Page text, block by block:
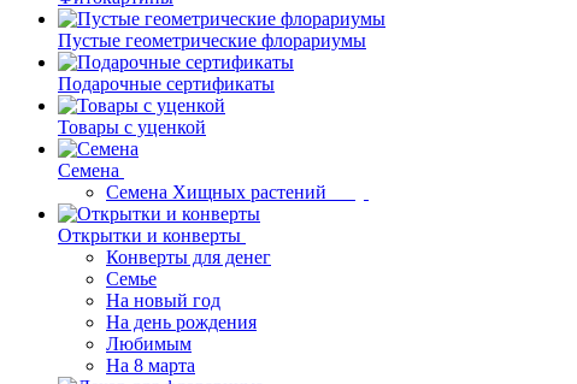
Пустые геометрические флорариумы
Подарочные сертификаты
Товары с уценкой
Семена
Семена Хищных растений
Открытки и конверты
Конверты для денег
Семье
На новый год
На день рождения
Любимым
На 8 марта